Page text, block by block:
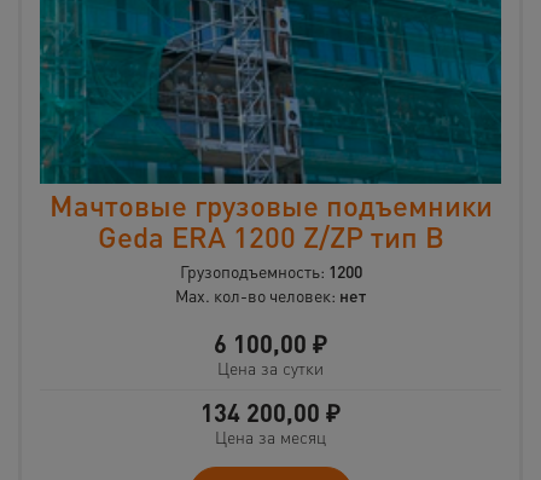
Мачтовые грузовые подъемники
Geda ERA 1200 Z/ZP тип B
Грузоподъемность: 1200
Max. кол-во человек: нет
6 100,00 ₽
Цена за сутки
134 200,00 ₽
Цена за месяц